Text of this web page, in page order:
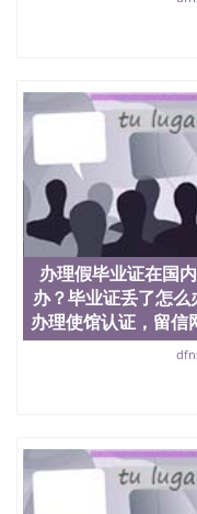
办理假毕业证在国
办？毕业证丢了怎
办理使馆认证，留信